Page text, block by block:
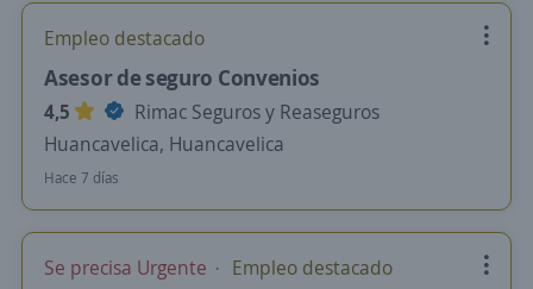
Empleo destacado
Asesor de seguro Convenios
4,5
Rimac Seguros y Reaseguros
Huancavelica, Huancavelica
Hace 7 días
Se precisa Urgente Empleo destacado